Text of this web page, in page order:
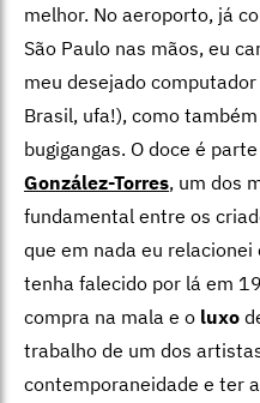
melhor. No aeroporto, já
São Paulo nas mãos, eu
meu desejado
Brasil, ufa!), como
bugigangas. O doce é
González-Torres, um dos
fundamental entre os
que em nada eu
tenha falecido por lá em
compra na mala e o luxo
trabalho de um dos
contemporaneidade e ter